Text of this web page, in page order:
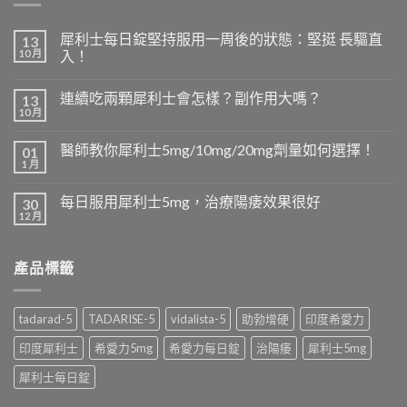
13
10 月
犀利士每日錠堅持服用一周後的狀態：堅挺 長驅直
入！
13
10 月
連續吃兩顆犀利士會怎樣？副作用大嗎？
01
1 月
醫師教你犀利士5mg/10mg/20mg劑量如何選擇！
30
12 月
每日服用犀利士5mg，治療陽痿效果很好
產品標籤
tadarad-5 TADARISE-5 vidalista-5 助勃增硬
印度希愛力
印度犀利士
希愛力5mg 希愛力每日錠 治陽痿
犀利士5mg
犀利士每日錠